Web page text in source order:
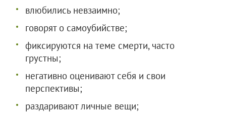
влюбились невзаимно;
говорят о самоубийстве;
фиксируются на теме смерти, часто
грустны;
негативно оценивают себя и свои
перспективы;
раздаривают личные вещи;